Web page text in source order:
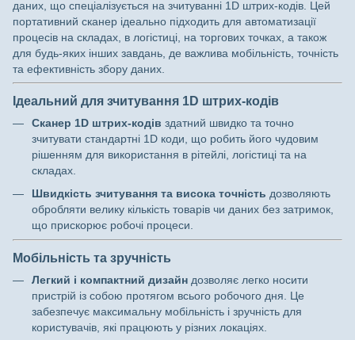
даних, що спеціалізується на зчитуванні 1D штрих-кодів. Цей
портативний сканер ідеально підходить для автоматизації
процесів на складах, в логістиці, на торгових точках, а також
для будь-яких інших завдань, де важлива мобільність, точність
та ефективність збору даних.
Ідеальний для зчитування 1D штрих-кодів
Сканер 1D штрих-кодів здатний швидко та точно
зчитувати стандартні 1D коди, що робить його чудовим
рішенням для використання в рітейлі, логістиці та на
складах.
Швидкість зчитування та висока точність дозволяють
обробляти велику кількість товарів чи даних без затримок,
що прискорює робочі процеси.
Мобільність та зручність
Легкий і компактний дизайн дозволяє легко носити
пристрій із собою протягом всього робочого дня. Це
забезпечує максимальну мобільність і зручність для
користувачів, які працюють у різних локаціях.